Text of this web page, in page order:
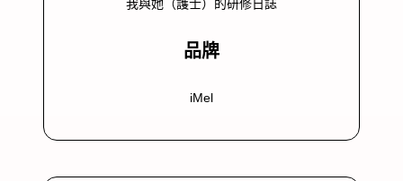
我與她（護士）的研修日誌
品牌
iMel